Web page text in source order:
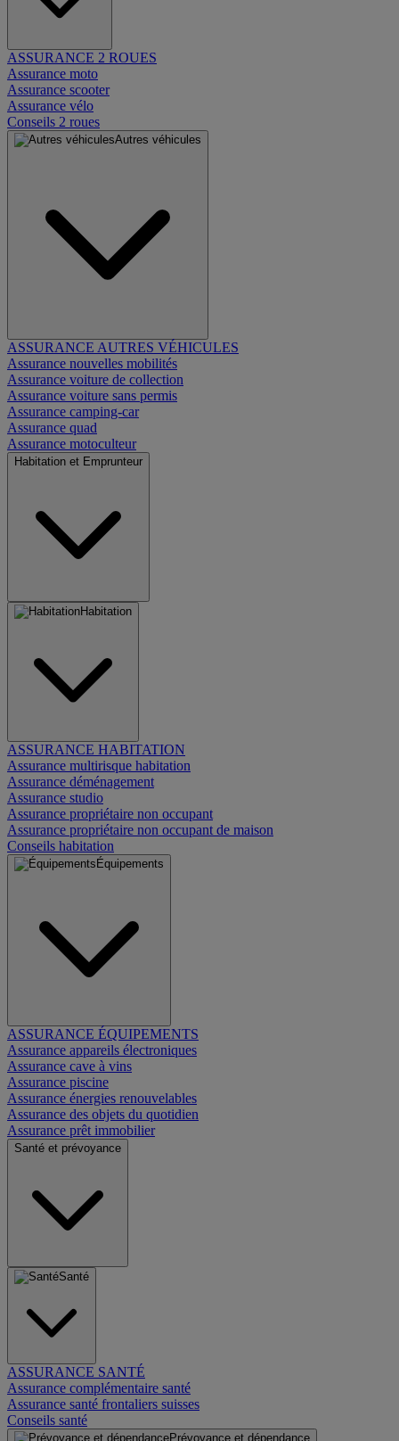
ASSURANCE 2 ROUES
Assurance moto
Assurance scooter
Assurance vélo
Conseils 2 roues
Autres véhicules
ASSURANCE AUTRES VÉHICULES
Assurance nouvelles mobilités
Assurance voiture de collection
Assurance voiture sans permis
Assurance camping-car
Assurance quad
Assurance motoculteur
Habitation et Emprunteur
Habitation
ASSURANCE HABITATION
Assurance multirisque habitation
Assurance déménagement
Assurance studio
Assurance propriétaire non occupant
Assurance propriétaire non occupant de maison
Conseils habitation
Équipements
ASSURANCE ÉQUIPEMENTS
Assurance appareils électroniques
Assurance cave à vins
Assurance piscine
Assurance énergies renouvelables
Assurance des objets du quotidien
Assurance prêt immobilier
Santé et prévoyance
Santé
ASSURANCE SANTÉ
Assurance complémentaire santé
Assurance santé frontaliers suisses
Conseils santé
Prévoyance et dépendance